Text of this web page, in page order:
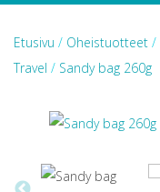
Etusivu / Oheistuotteet /
Travel / Sandy bag 260g